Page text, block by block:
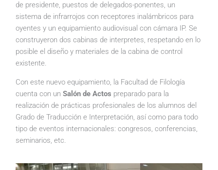
de presidente, puestos de delegados-ponentes, un
sistema de infrarrojos con receptores inalámbricos para
oyentes y un equipamiento audiovisual con cámara IP. Se
construyeron dos cabinas de interpretes, respetando en lo
posible el diseño y materiales de la cabina de control
existente.
Con este nuevo equipamiento, la Facultad de Filología
cuenta con unSalón de Actos preparado para la
realización de prácticas profesionales de los alumnos del
Grado de Traducción e Interpretación, así como para todo
tipo de eventos internacionales: congresos, conferencias,
seminarios, etc.